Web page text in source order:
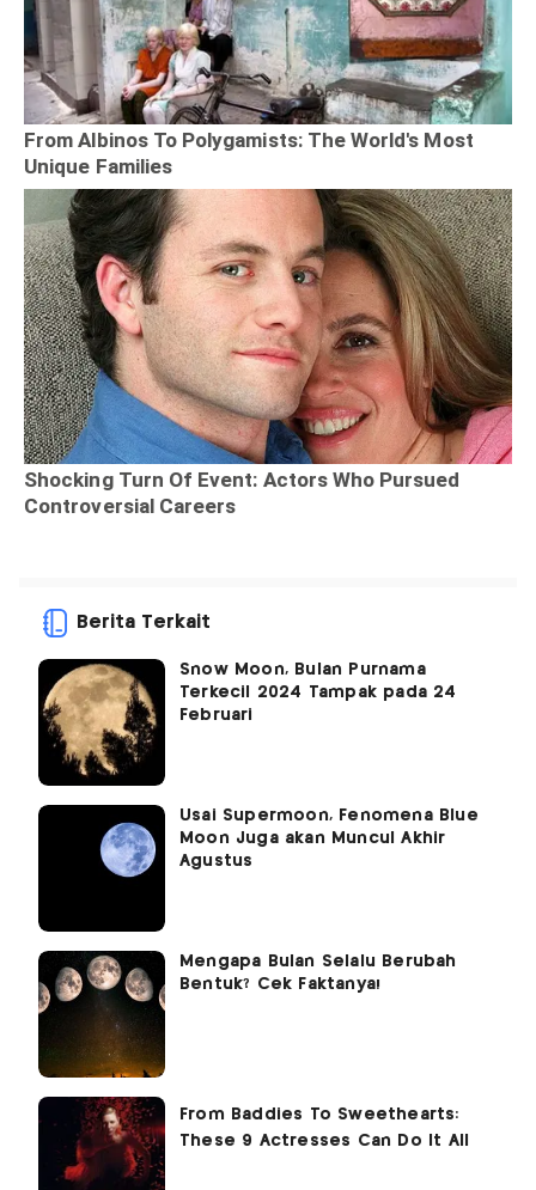
Berita Terkait
Snow Moon, Bulan Purnama
Terkecil 2024 Tampak pada 24
Februari
Usai Supermoon, Fenomena Blue
Moon Juga akan Muncul Akhir
Agustus
Mengapa Bulan Selalu Berubah
Bentuk? Cek Faktanya!